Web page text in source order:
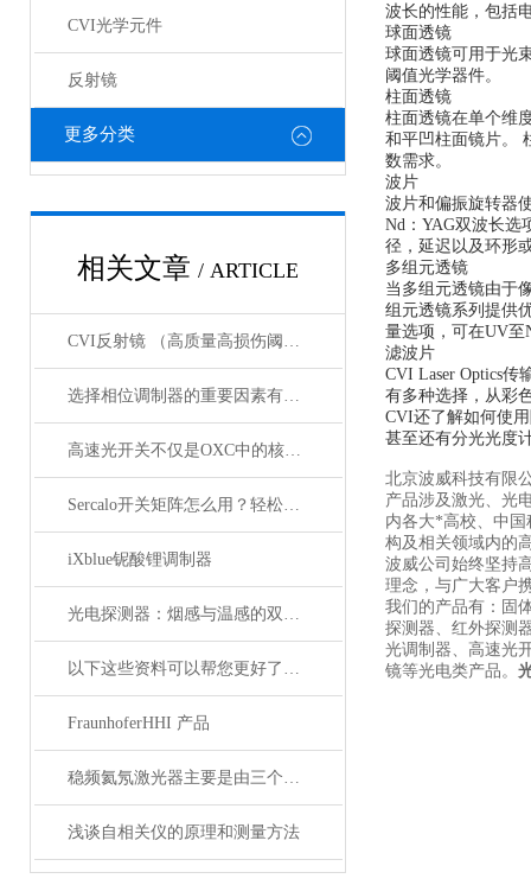
CVI光学元件
反射镜
更多分类
相关文章 / ARTICLE
CVI反射镜 （高质量高损伤阈值反射镜）产品介绍
选择相位调制器的重要因素有哪些？你清楚吗？
高速光开关不仅是OXC中的核心器件，它还广泛应用于这些领域
Sercalo开关矩阵怎么用？轻松实现光路智能切换
iXblue铌酸锂调制器
光电探测器：烟感与温感的双重角色
以下这些资料可以帮您更好了解偏振分析仪
FraunhoferHHI 产品
稳频氦氖激光器主要是由三个部分组成
浅谈自相关仪的原理和测量方法
波长的性能，包括
球面透镜
球面透镜可用于光
阈值光学器件。
柱面透镜
柱面透镜在单个维
和平凹柱面镜片。
数需求。
波片
波片和偏振旋转器
Nd：YAG双波长选
径，延迟以及环形
多组元透镜
当多组元透镜由于
组元透镜系列提供
量选项，可在UV至
滤波片
CVI Laser Optics
有多种选择，从彩
CVI还了解如何使
甚至还有分光光度
北京波威科技有限
产品涉及激光、光
内各大*高校、中
构及相关领域内的
波威公司始终坚持
理念，与广大客户
我们的产品有：固
探测器、红外探测
光调制器、高速光
镜等光电类产品。